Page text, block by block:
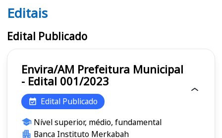
Editais
Editais
Edital Publicado
Envira/AM Prefeitura Municipal
- Edital 001/2023
Edital Publicado
Nível superior, médio, fundamental
Banca Instituto Merkabah